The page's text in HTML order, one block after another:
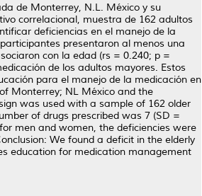
de Monterrey, N.L. México y su
correlacional, muestra de 162 adultos
deficiencias en el manejo de la
presentaron al menos una
con la edad (rs = 0.240; p =
de los adultos mayores. Estos
para el manejo de la medicación en
Monterrey; NL México and the
was used with a sample of 162 older
of drugs prescribed was 7 (SD =
men and women, the deficiencies were
We found a deficit in the elderly
education for medication management